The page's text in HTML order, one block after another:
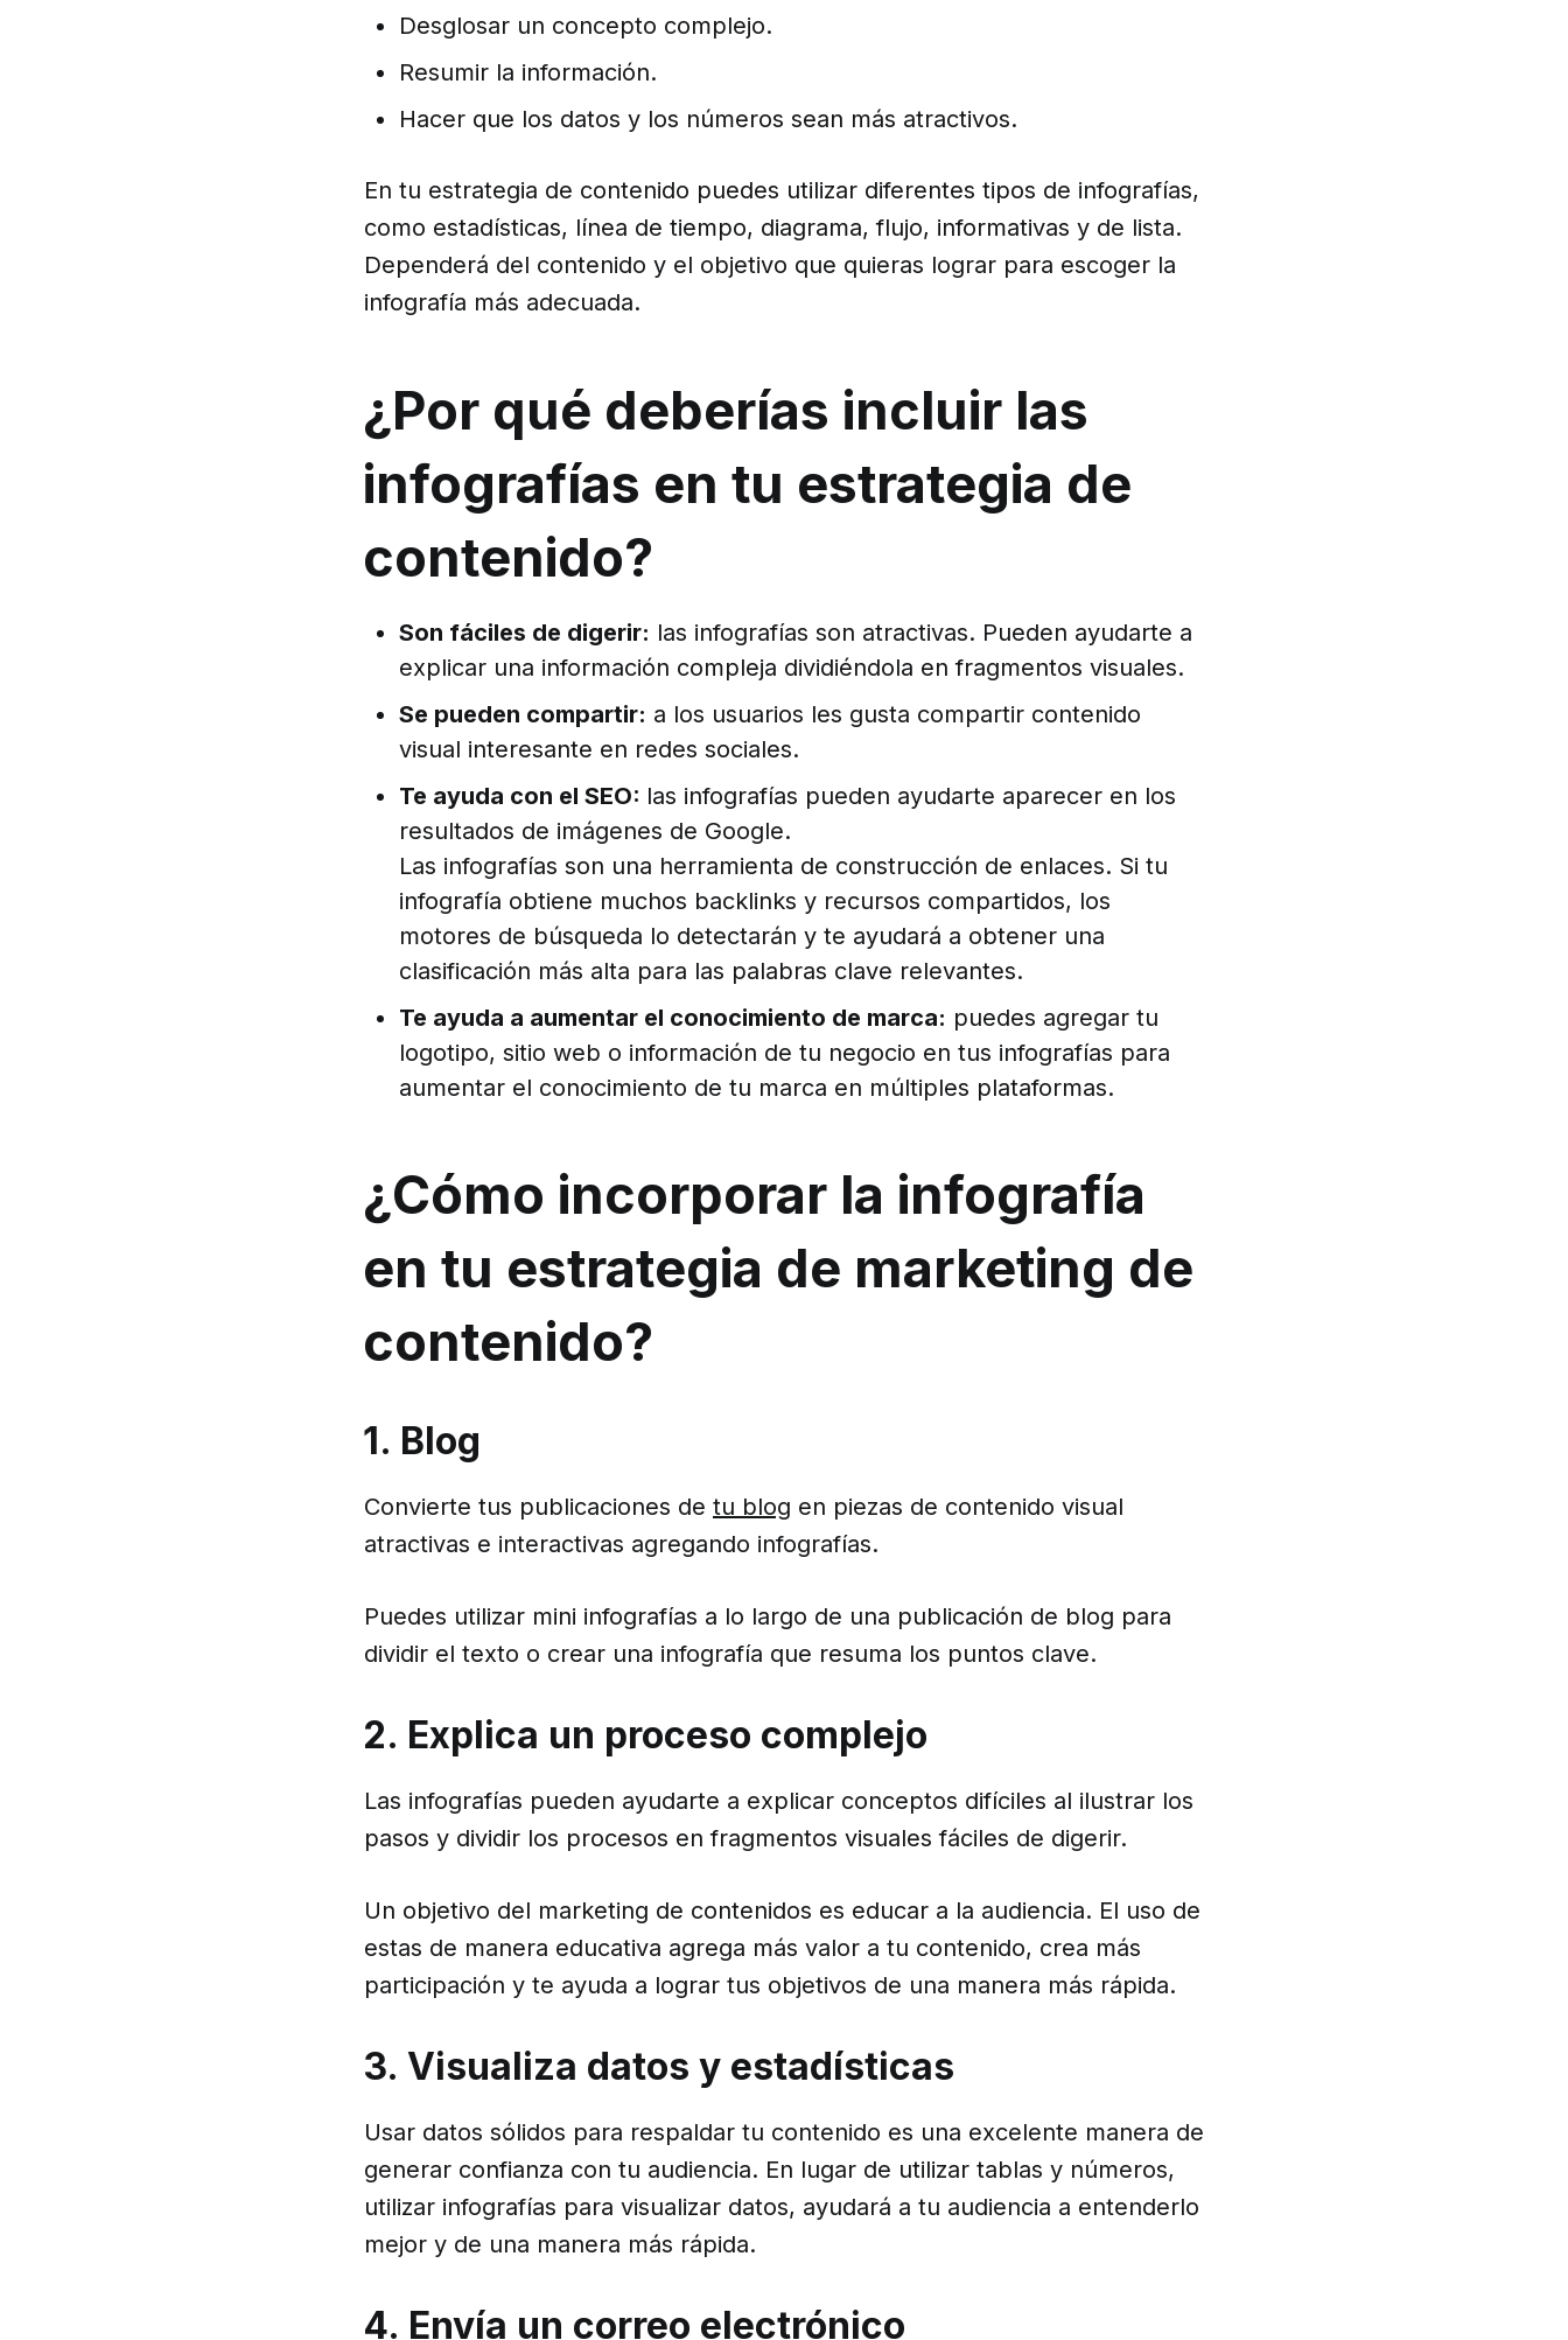
Desglosar un concepto complejo.
Resumir la información.
Hacer que los datos y los números sean más atractivos.
En tu estrategia de contenido puedes utilizar diferentes tipos de infografías,
como estadísticas, línea de tiempo, diagrama, flujo, informativas y de lista.
Dependerá del contenido y el objetivo que quieras lograr para escoger la
infografía más adecuada.
¿Por qué deberías incluir las
infografías en tu estrategia de
contenido?
Son fáciles de digerir: las infografías son atractivas. Pueden ayudarte a
explicar una información compleja dividiéndola en fragmentos visuales.
Se pueden compartir: a los usuarios les gusta compartir contenido
visual interesante en redes sociales.
Te ayuda con el SEO: las infografías pueden ayudarte aparecer en los
resultados de imágenes de Google.
Las infografías son una herramienta de construcción de enlaces. Si tu
infografía obtiene muchos backlinks y recursos compartidos, los
motores de búsqueda lo detectarán y te ayudará a obtener una
clasificación más alta para las palabras clave relevantes.
Te ayuda a aumentar el conocimiento de marca: puedes agregar tu
logotipo, sitio web o información de tu negocio en tus infografías para
aumentar el conocimiento de tu marca en múltiples plataformas.
¿Cómo incorporar la infografía
en tu estrategia de marketing de
contenido?
1. Blog
Convierte tus publicaciones de tu blog en piezas de contenido visual
atractivas e interactivas agregando infografías.
Puedes utilizar mini infografías a lo largo de una publicación de blog para
dividir el texto o crear una infografía que resuma los puntos clave.
2. Explica un proceso complejo
Las infografías pueden ayudarte a explicar conceptos difíciles al ilustrar los
pasos y dividir los procesos en fragmentos visuales fáciles de digerir.
Un objetivo del marketing de contenidos es educar a la audiencia. El uso de
estas de manera educativa agrega más valor a tu contenido, crea más
participación y te ayuda a lograr tus objetivos de una manera más rápida.
3. Visualiza datos y estadísticas
Usar datos sólidos para respaldar tu contenido es una excelente manera de
generar confianza con tu audiencia. En lugar de utilizar tablas y números,
utilizar infografías para visualizar datos, ayudará a tu audiencia a entenderlo
mejor y de una manera más rápida.
4. Envía un correo electrónico